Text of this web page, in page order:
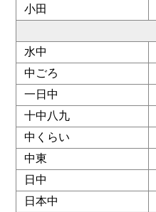
小田
水中
中ごろ
一日中
十中八九
中くらい
中東
日中
日本中